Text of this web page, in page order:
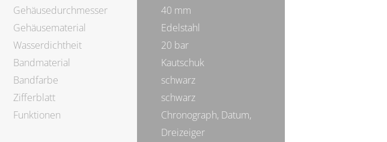
Gehäusedurchmesser
40 mm
Gehäusematerial
Edelstahl
Wasserdichtheit
20 bar
Bandmaterial
Kautschuk
Bandfarbe
schwarz
Zifferblatt
schwarz
Funktionen
Chronograph, Datum,
Dreizeiger